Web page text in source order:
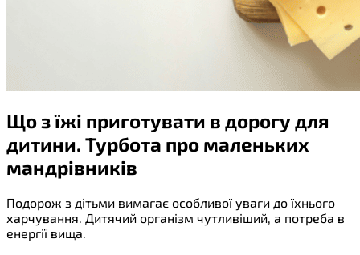
Що з їжі приготувати в дорогу для
дитини. Турбота про маленьких
мандрівників
Подорож з дітьми вимагає особливої уваги до їхнього
харчування. Дитячий організм чутливіший, а потреба в
енергії вища.